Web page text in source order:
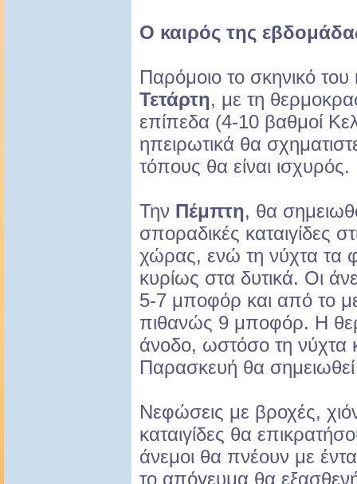
Ο καιρός της
Παρόμοιο το σκηνικό του
Τετάρτη, με τη
επίπεδα (4-10 βαθμοί
ηπειρωτικά θα
τόπους θα είναι ισχυρός.
Την Πέμπτη, θα
σποραδικές καταιγίδες
χώρας, ενώ τη νύχτα τα
κυρίως στα δυτικά. Οι
5-7 μποφόρ και από το
πιθανώς 9 μποφόρ. Η
άνοδο, ωστόσο τη νύχτα
Παρασκευή θα
Νεφώσεις με βροχές,
καταιγίδες θα
άνεμοι θα πνέουν με
το απόγευμα θα